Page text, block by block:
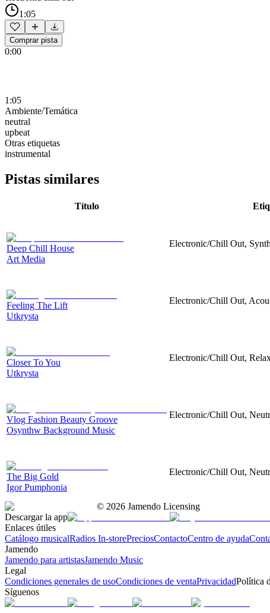
1:05
Comprar pista
0:00
1:05
Ambiente/Temática
neutral
upbeat
Otras etiquetas
instrumental
Pistas similares
Título
Deep Chill House
Art Media
Electronic/Chill Out,
Feeling The Lift
Utkrysta
Electronic/Chill Out,
Closer To You
Utkrysta
Electronic/Chill Out,
Vlog Fashion Beauty Groove
Osynthw Background Music
Electronic/Chill Out,
The Big Gold
Igor Pumphonia
Electronic/Chill Out,
© 2026 Jamendo Licensing
Descargar la app
Enlaces útiles
Catálogo musicalRadios In-storePreciosContactoCentro de ayuda
Jamendo
Jamendo para artistasJamendo Music
Legal
Condiciones generales de usoCondiciones de ventaPrivacidadPolítica
Síguenos